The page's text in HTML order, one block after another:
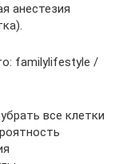
анестезия
familylifestyle /
все клетки